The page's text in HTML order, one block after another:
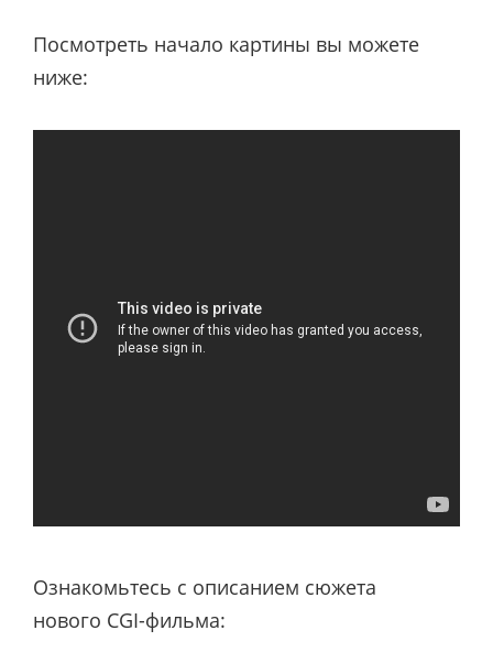
Посмотреть начало картины вы можете
ниже:
Ознакомьтесь с описанием сюжета
нового CGI-фильма: